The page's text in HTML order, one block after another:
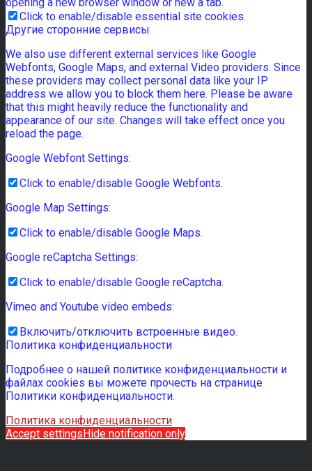
Click to enable/disable essential site cookies.
Другие сторонние сервисы
We also use different external services like Google
Webfonts, Google Maps, and external Video providers. Since
these providers may collect personal data like your IP
address we allow you to block them here. Please be aware
that this might heavily reduce the functionality and
appearance of our site. Changes will take effect once you
reload the page.
Google Webfont Settings:
Click to enable/disable Google Webfonts.
Google Map Settings:
Click to enable/disable Google Maps.
Google reCaptcha Settings:
Click to enable/disable Google reCaptcha.
Vimeo and Youtube video embeds:
Включить/отключить встроенные видео.
Политика конфиденциальности
Подробнее о нашей политике конфиденциальности и
файлах cookies вы можете прочесть на странице
Политики конфиденциальности.
Политика конфиденциальности
Accept settingsHide notification only